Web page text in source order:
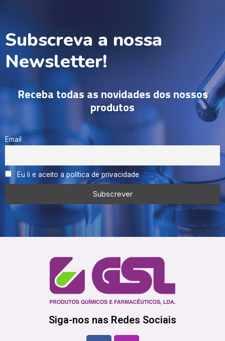
Subscreva a nossa
Newsletter!
Receba todas as novidades dos nossos
produtos
Email
Eu li e aceito a política de privacidade
Siga-nos nas Redes Sociais